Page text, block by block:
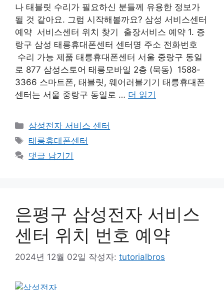
나 태블릿 수리가 필요하신 분들께 유용한 정보가
될 것 같아요. 그럼 시작해볼까요? 삼성 서비스센터
예약 서비스센터 위치 찾기 출장서비스 예약 1. 증
랑구 삼성 태릉휴대폰센터 센터명 주소 전화번호
수리 가능 제품 태릉휴대폰센터 서울 중랑구 동일
로 877 삼성스토어 태릉모바일 2층 (묵동) 1588-
3366 스마트폰, 태블릿, 웨어러블기기 태릉휴대폰
센터는 서울 중랑구 동일로 … 더 읽기
카
테
고
리
삼성전자 서비스 센터
태
그
태릉휴대폰센터
댓글 남기기
은평구 삼성전자 서비스
센터 위치 번호 예약
2024년 12월 02일 작성자: tutorialbros